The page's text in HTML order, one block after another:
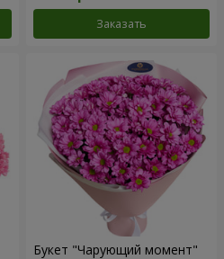
Заказать
Букет "Чарующий момент"